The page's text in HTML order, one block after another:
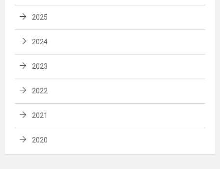
2025
2024
2023
2022
2021
2020